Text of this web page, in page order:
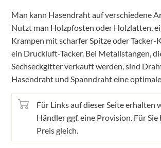
Man kann Hasendraht auf verschiedene
Nutzt man Holzpfosten oder Holzlatten,
Krampen mit scharfer Spitze oder Tacker-
ein Druckluft-Tacker. Bei Metallstangen,
Sechseckgitter verkauft werden, sind
Hasendraht und Spanndraht eine
Für Links auf dieser Seite erhalten
Händler ggf. eine Provision. Für
Preis gleich.